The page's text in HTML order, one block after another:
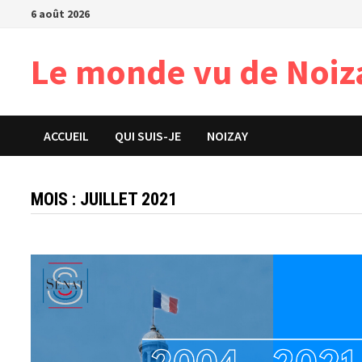
Passer6 août 2026
Le monde vu de
ACCUEIL QUI SUIS-JE NOIZAY
MOIS : JUILLET 2021